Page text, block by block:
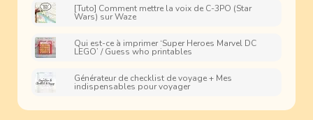
[Tuto] Comment mettre la voix de C-3PO (Star
Wars) sur Waze
Qui est-ce à imprimer ‘Super Heroes Marvel DC
LEGO’ / Guess who printables
Générateur de checklist de voyage + Mes
indispensables pour voyager